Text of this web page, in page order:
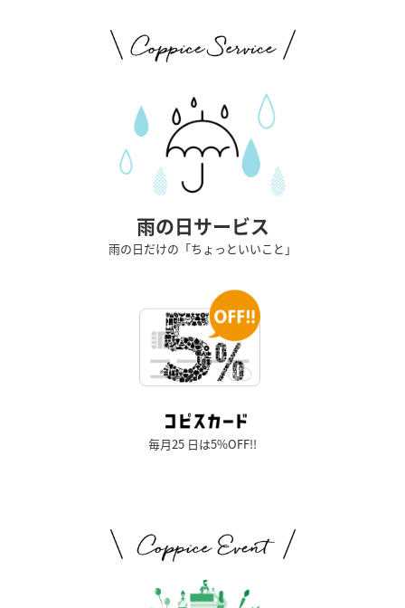
雨の日サービス
雨の日だけの「ちょっといいこと」
毎月25 日は5%OFF!!